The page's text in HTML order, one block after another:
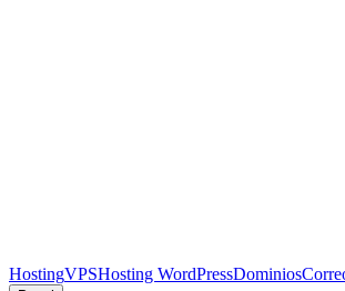
HostingVPSHosting WordPressDominios